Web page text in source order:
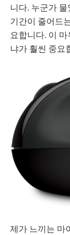
니다. 누군가
기간이 줄어드
요합니다. 이
냐가 훨씬 중요
제가 느끼는 마